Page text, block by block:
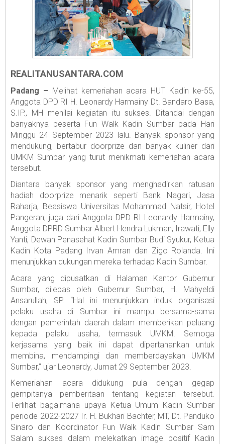
REALITANUSANTARA.COM
Padang – Melihat kemeriahan acara HUT Kadin ke-55,
Anggota DPD RI H. Leonardy Harmainy Dt. Bandaro Basa,
S.IP., MH menilai kegiatan itu sukses. Ditandai dengan
banyaknya peserta Fun Walk Kadin Sumbar pada Hari
Minggu 24 September 2023 lalu. Banyak sponsor yang
mendukung, bertabur doorprize dan banyak kuliner dari
UMKM Sumbar yang turut menikmati kemeriahan acara
tersebut.
Diantara banyak sponsor yang menghadirkan ratusan
hadiah doorprize menarik seperti Bank Nagari, Jasa
Raharja, Beasiswa Universitas Mohammad Natsir, Hotel
Pangeran, juga dari Anggota DPD RI Leonardy Harmainy,
Anggota DPRD Sumbar Albert Hendra Lukman, Irawati, Elly
Yanti, Dewan Penasehat Kadin Sumbar Budi Syukur, Ketua
Kadin Kota Padang Irvan Amran dan Zigo Rolanda. Ini
menunjukkan dukungan mereka terhadap Kadin Sumbar.
Acara yang dipusatkan di Halaman Kantor Gubernur
Sumbar, dilepas oleh Gubernur Sumbar, H. Mahyeldi
Ansarullah, SP. “Hal ini menunjukkan induk organisasi
pelaku usaha di Sumbar ini mampu bersama-sama
dengan pemerintah daerah dalam memberikan peluang
kepada pelaku usaha, termasuk UMKM. Semoga
kerjasama yang baik ini dapat dipertahankan untuk
membina, mendampingi dan memberdayakan UMKM
Sumbar,” ujar Leonardy, Jumat 29 September 2023.
Kemeriahan acara didukung pula dengan gegap
gempitanya pemberitaan tentang kegiatan tersebut.
Terlihat bagaimana upaya Ketua Umum Kadin Sumbar
periode 2022-2027 Ir. H. Bukhari Bachter, MT, Dt. Panduko
Sinaro dan Koordinator Fun Walk Kadin Sumbar Sam
Salam sukses dalam melekatkan image positif Kadin